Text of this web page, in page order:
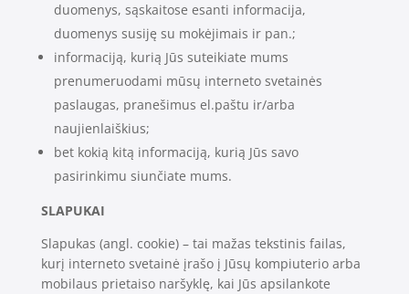
duomenys, sąskaitose esanti informacija,
duomenys susiję su mokėjimais ir pan.;
informaciją, kurią Jūs suteikiate mums
prenumeruodami mūsų interneto svetainės
paslaugas, pranešimus el.paštu ir/arba
naujienlaiškius;
bet kokią kitą informaciją, kurią Jūs savo
pasirinkimu siunčiate mums.
SLAPUKAI
Slapukas (angl. cookie) – tai mažas tekstinis failas,
kurį interneto svetainė įrašo į Jūsų kompiuterio arba
mobilaus prietaiso naršyklę, kai Jūs apsilankote